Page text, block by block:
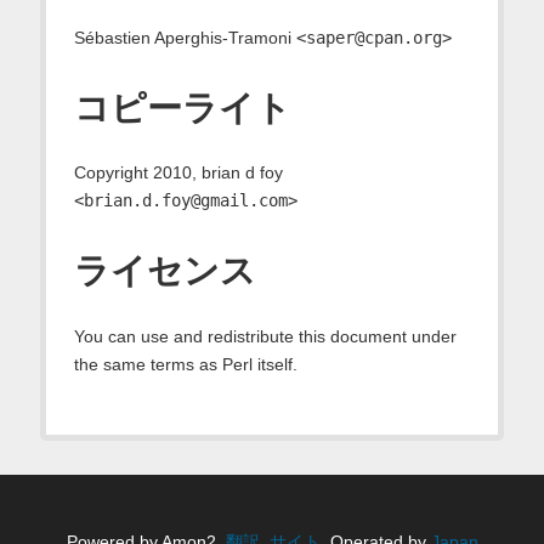
Sébastien Aperghis-Tramoni <saper@cpan.org>
コピーライト
Copyright 2010, brian d foy
<brian.d.foy@gmail.com>
ライセンス
You can use and redistribute this document under
the same terms as Perl itself.